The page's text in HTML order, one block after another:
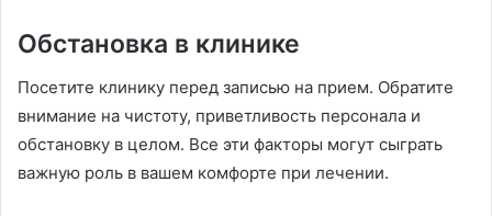
Обстановка в клинике
Посетите клинику перед записью на прием. Обратите
внимание на чистоту, приветливость персонала и
обстановку в целом. Все эти факторы могут сыграть
важную роль в вашем комфорте при лечении.